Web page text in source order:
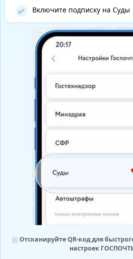
✅ Включите подписку на Суды
⛆ Отсканируйте QR-код для
настроек